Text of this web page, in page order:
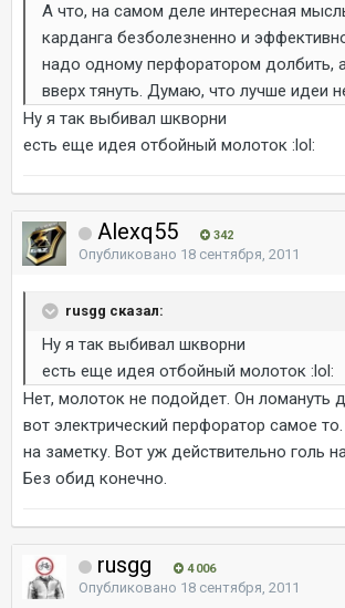
А что, на самом деле интересная
карданга безболезненно и
надо одному перфоратором долбить,
вверх тянуть. Думаю, что лучше идеи
Ну я так выбивал шкворни
есть еще идея отбойный молоток :lol:
Alexq55 342
Опубликовано 18 сентября, 2011
rusgg сказал:
Ну я так выбивал шкворни
есть еще идея отбойный молоток :lol:
Нет, молоток не подойдет. Он ломануть
вот электрический перфоратор самое
на заметку. Вот уж действительно голь
Без обид конечно.
rusgg 4 006
Опубликовано 18 сентября, 2011